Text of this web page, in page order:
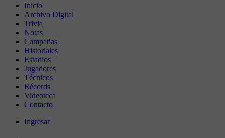
Inicio
Archivo Digital
Trivia
Notas
Campañas
Historiales
Estadios
Jugadores
Técnicos
Récords
Videoteca
Contacto
Ingresar